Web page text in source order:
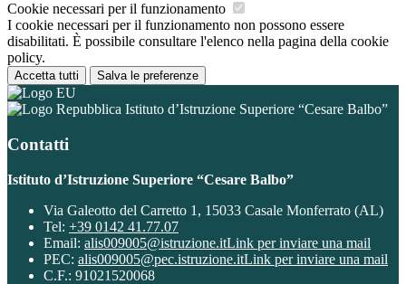
Cookie necessari per il funzionamento
I cookie necessari per il funzionamento non possono essere
disabilitati. È possibile consultare l'elenco nella pagina della cookie
policy.
Accetta tutti Salva le preferenze
Istituto d’Istruzione Superiore “Cesare Balbo”
Contatti
Istituto d’Istruzione Superiore “Cesare Balbo”
Via Galeotto del Carretto 1, 15033 Casale Monferrato (AL)
Tel: +39 0142 41.77.07
Email: alis009005@istruzione.itLink per inviare una mail
PEC: alis009005@pec.istruzione.itLink per inviare una mail
C.F.: 91021520068